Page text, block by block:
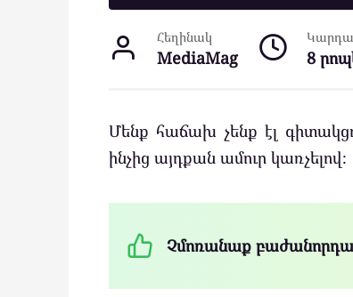
Հեղինակ
MediaMag 8
Մենք հաճախ չենք էլ
ինչից այդքան ամուր կառչելով։
Չմոռանաք